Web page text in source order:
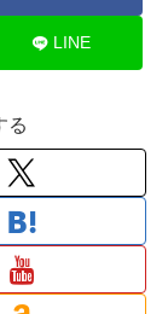
LINE
る